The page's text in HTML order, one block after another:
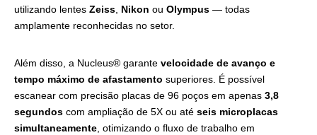
utilizando lentes Zeiss, Nikon ou Olympus — todas
amplamente reconhecidas no setor.
Além disso, a Nucleus® garante velocidade de avanço e
tempo máximo de afastamento superiores. É possível
escanear com precisão placas de 96 poços em apenas 3,8
segundos com ampliação de 5X ou até seis microplacas
simultaneamente, otimizando o fluxo de trabalho em